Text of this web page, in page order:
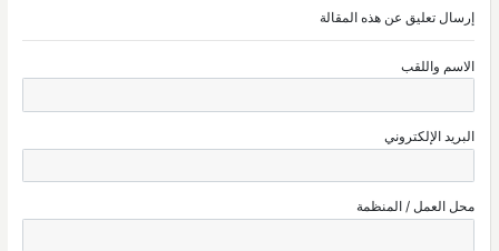
إرسال تعليق عن هذه المقالة
الاسم واللقب
البريد الإلكتروني
محل العمل / المنظمة